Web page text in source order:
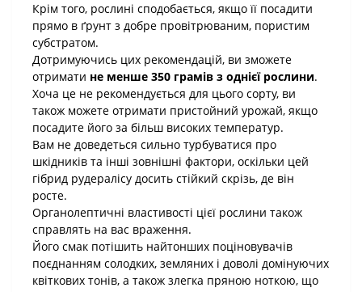
Крім того, рослині сподобається, якщо її посадити
прямо в ґрунт з добре провітрюваним, пористим
субстратом.
Дотримуючись цих рекомендацій, ви зможете
отримати не менше 350 грамів з однієї рослини.
Хоча це не рекомендується для цього сорту, ви
також можете отримати пристойний урожай, якщо
посадите його за більш високих температур.
Вам не доведеться сильно турбуватися про
шкідників та інші зовнішні фактори, оскільки цей
гібрид рудералісу досить стійкий скрізь, де він
росте.
Органолептичні властивості цієї рослини також
справлять на вас враження.
Його смак потішить найтонших поціновувачів
поєднанням солодких, земляних і доволі домінуючих
квіткових тонів, а також злегка пряною ноткою, що